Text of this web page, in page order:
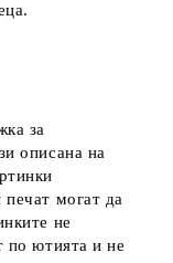
за
описана на
печат могат да
не
по ютията и не